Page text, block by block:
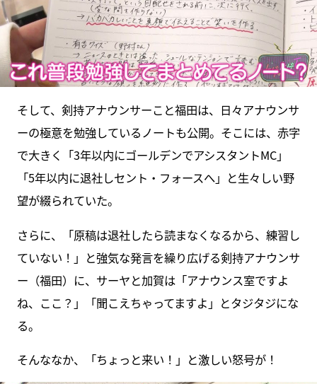
そして、剣持アナウンサーこと福田は、日々アナウンサ
ーの極意を勉強しているノートも公開。そこには、赤字
で大きく「3年以内にゴールデンでアシスタントMC」
「5年以内に退社しセント・フォースへ」と生々しい野
望が綴られていた。
さらに、「原稿は退社したら読まなくなるから、練習し
ていない！」と強気な発言を繰り広げる剣持アナウンサ
ー（福田）に、サーヤと加賀は「アナウンス室ですよ
ね、ここ？」「聞こえちゃってますよ」とタジタジにな
る。
そんななか、「ちょっと来い！」と激しい怒号が！